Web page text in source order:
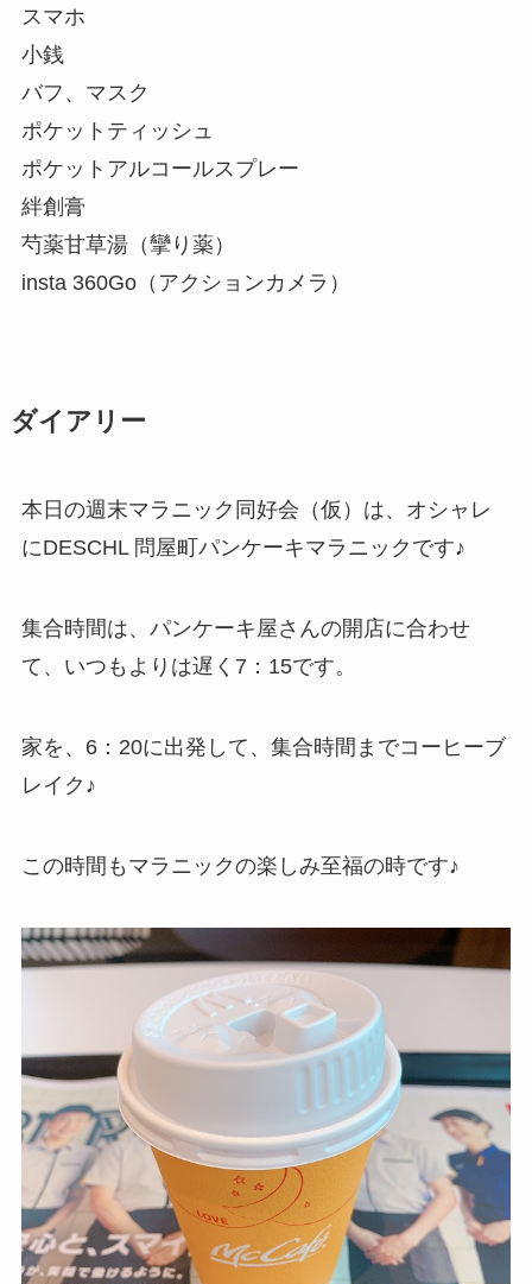
スマホ
小銭
バフ、マスク
ポケットティッシュ
ポケットアルコールスプレー
絆創膏
芍薬甘草湯（攣り薬）
insta 360Go（アクションカメラ）
ダイアリー
本日の週末マラニック同好会（仮）は、オシャレ
にDESCHL 問屋町パンケーキマラニックです♪
集合時間は、パンケーキ屋さんの開店に合わせ
て、いつもよりは遅く7：15です。
家を、6：20に出発して、集合時間までコーヒーブ
レイク♪
この時間もマラニックの楽しみ至福の時です♪